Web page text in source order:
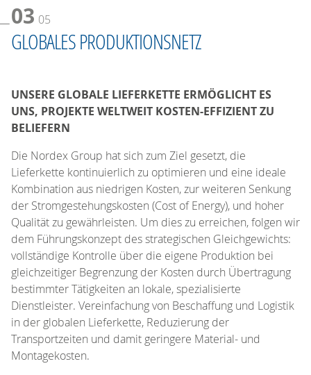
03 05
GLOBALES PRODUKTIONSNETZ
UNSERE GLOBALE LIEFERKETTE ERMÖGLICHT ES
UNS, PROJEKTE WELTWEIT KOSTEN-EFFIZIENT ZU
BELIEFERN​
Die Nordex Group hat sich zum Ziel gesetzt, die
Lieferkette kontinuierlich zu optimieren und eine ideale
Kombination aus niedrigen Kosten, zur weiteren Senkung
der Stromgestehungskosten (Cost of Energy), und hoher
Qualität zu gewährleisten. Um dies zu erreichen, folgen wir
dem Führungskonzept des strategischen Gleichgewichts:
vollständige Kontrolle über die eigene Produktion bei
gleichzeitiger Begrenzung der Kosten durch Übertragung
bestimmter Tätigkeiten an lokale, spezialisierte
Dienstleister. Vereinfachung von Beschaffung und Logistik
in der globalen Lieferkette, Reduzierung der
Transportzeiten und damit geringere Material- und
Montagekosten.